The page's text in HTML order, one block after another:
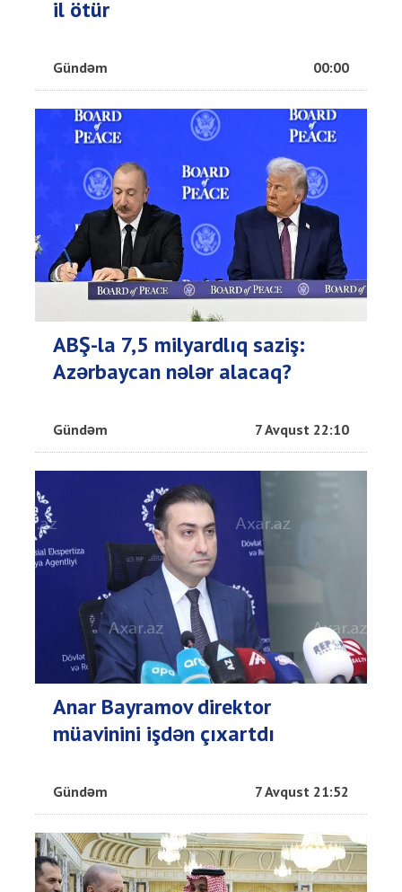
il ötür
Gündəm 00:00
ABŞ-la 7,5 milyardlıq saziş:
Azərbaycan nələr alacaq?
Gündəm 7 Avqust 22:10
Anar Bayramov direktor
müavinini işdən çıxartdı
Gündəm 7 Avqust 21:52